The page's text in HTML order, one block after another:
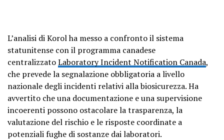
L’analisi di Korol ha messo a confronto il sistema
statunitense con il programma canadese
centralizzatoLaboratory Incident Notification Canada,
che prevede la segnalazione obbligatoria a livello
nazionale degli incidenti relativi alla biosicurezza. Ha
avvertito che una documentazione e una supervisione
incoerenti possono ostacolare la trasparenza, la
valutazione del rischio e le risposte coordinate a
potenziali fughe di sostanze dai laboratori.